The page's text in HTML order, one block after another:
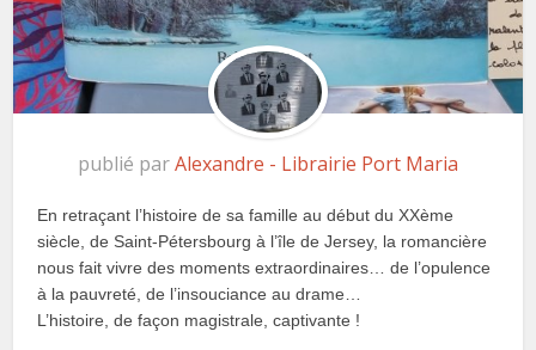
publié parAlexandre - Librairie Port Maria
En retraçant l’histoire de sa famille au début du XXème
siècle, de Saint-Pétersbourg à l’île de Jersey, la romancière
nous fait vivre des moments extraordinaires… de l’opulence
à la pauvreté, de l’insouciance au drame…
L’histoire, de façon magistrale, captivante !